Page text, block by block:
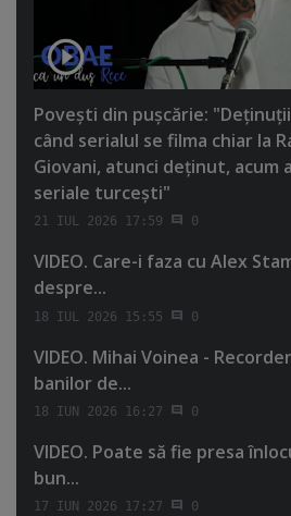
Poveşti din puşcărie:
când serialul se filma chiar la
Giovani, atunci deţinut, acum
seriale turceşti"
21 IUL 2026 17:59 0
VIDEO. Care-i faza cu Alex
despre...
18 IUL 2026 15:55 0
VIDEO. Mihai Voinea -
banilor de...
18 IUN 2026 16:27 0
VIDEO. Poate să fie presa
bun...
17 IUN 2026 17:27 0